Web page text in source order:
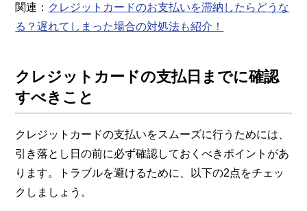
関連： クレジットカードのお支払いを滞納したらどうな
る？遅れてしまった場合の対処法も紹介！
クレジットカードの支払日までに確認
すべきこと
クレジットカードの支払いをスムーズに行うためには、
引き落とし日の前に必ず確認しておくべきポイントがあ
ります。トラブルを避けるために、以下の2点をチェッ
クしましょう。